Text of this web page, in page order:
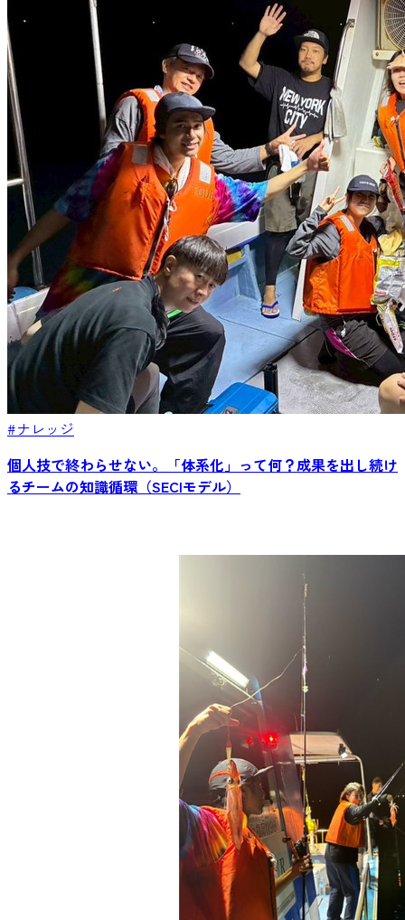
#ナレッジ
個人技で終わらせない。「体系化」って何？成果を出し続け
るチームの知識循環（SECIモデル）